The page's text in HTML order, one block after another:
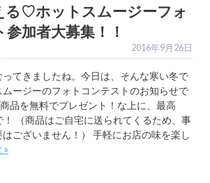
る♡ホットスムージーフォ
参加者大募集！！
2016年9月26日
てきましたね。今日は、そんな寒い冬で
ージーのフォトコンテストのお知らせで
品を無料でプレゼント！な上に、最高
（商品はご自宅に送られてくるため、事
ございません！） 手軽にお店の味を楽し
»